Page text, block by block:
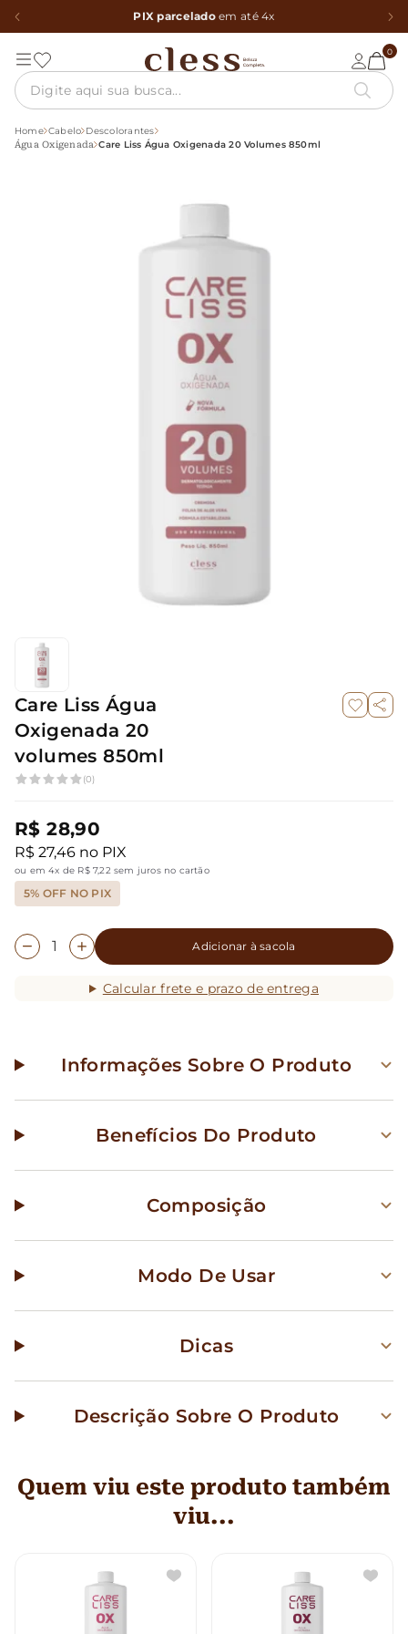
PIX parceladoem até 4x
0
Home Cabelo Descolorantes
Água Oxigenada Care Liss Água Oxigenada 20 Volumes 850ml
Care Liss Água
Oxigenada 20
volumes 850ml
(0)
R$ 28,90
R$ 27,46 no PIX
ou em 4x de R$ 7,22 sem juros no cartão
5% OFF NO PIX
Adicionar à sacola
Calcular frete e prazo de entrega
Informações Sobre O Produto
Benefícios Do Produto
Composição
Modo De Usar
Dicas
Descrição Sobre O Produto
Quem viu este produto também
viu...